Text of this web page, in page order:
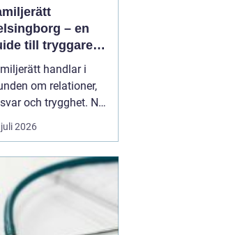
– en
till tryggare
för familjen
handlar i
om relationer,
och trygghet. När
separation,
eller
plötsligt mycket
För många i
med
känn...
2026